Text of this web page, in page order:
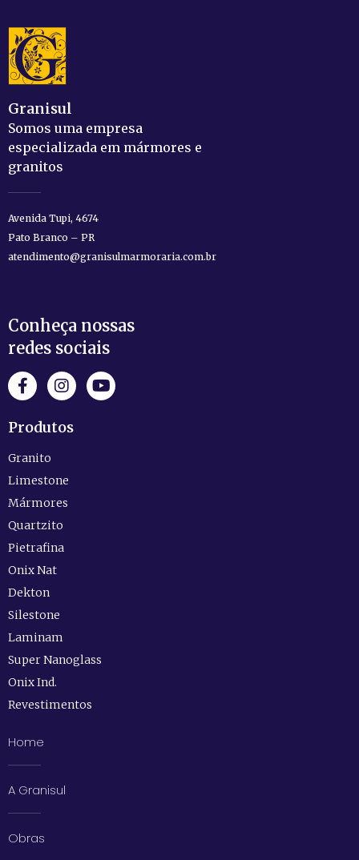
Granisul
Somos uma empresa
especializada em mármores e
granitos
Avenida Tupi, 4674
Pato Branco – PR
atendimento@granisulmarmoraria.com.br
Conheça nossas
redes sociais
Produtos
Granito
Limestone
Mármores
Quartzito
Pietrafina
Onix Nat
Dekton
Silestone
Laminam
Super Nanoglass
Onix Ind.
Revestimentos
Home
A Granisul
Obras